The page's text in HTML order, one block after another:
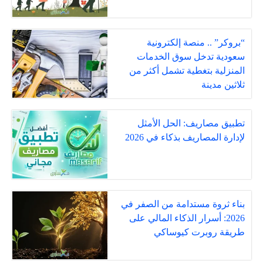
“بروكر” .. منصة إلكترونية
سعودية تدخل سوق الخدمات
المنزلية بتغطية تشمل أكثر من
ثلاثين مدينة
تطبيق مصاريف: الحل الأمثل
لإدارة المصاريف بذكاء في 2026
بناء ثروة مستدامة من الصفر في
2026: أسرار الذكاء المالي على
طريقة روبرت كيوساكي